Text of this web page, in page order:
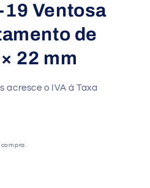
19 Ventosa
de
22 mm
acresce o IVA à Taxa